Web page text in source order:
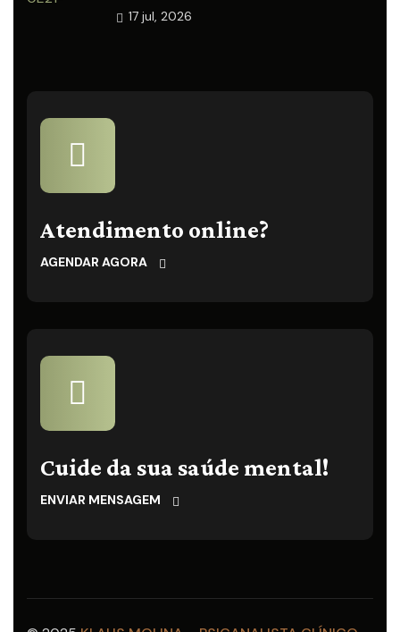
17 jul, 2026
Atendimento online?
AGENDAR AGORA
Cuide da sua saúde mental!
ENVIAR MENSAGEM